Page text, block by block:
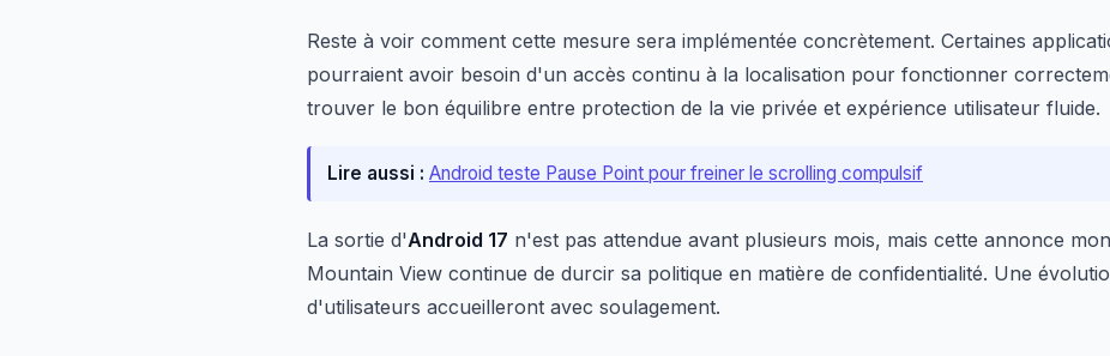
Reste à voir comment cette mesure sera implémentée concrètement. Certaines
pourraient avoir besoin d'un accès continu à la localisation pour fonctionner
trouver le bon équilibre entre protection de la vie privée et expérience utilisateur fluide.
Lire aussi : Android teste Pause Point pour freiner le scrolling compulsif
La sortie d'Android 17 n'est pas attendue avant plusieurs mois, mais cette annonce
Mountain View continue de durcir sa politique en matière de confidentialité. Une
d'utilisateurs accueilleront avec soulagement.